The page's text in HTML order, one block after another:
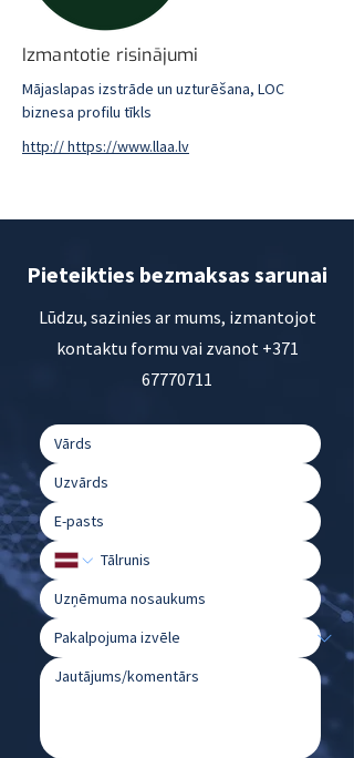
Izmantotie risinājumi
Mājaslapas izstrāde un uzturēšana, LOC
biznesa profilu tīkls
http:// https://www.llaa.lv
Pieteikties bezmaksas sarunai
Lūdzu, sazinies ar mums, izmantojot
kontaktu formu vai zvanot +371
67770711